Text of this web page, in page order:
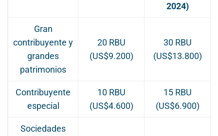
2024)
Gran
contribuyente y
grandes
patrimonios
20 RBU
(US$9.200)
30 RBU
(US$13.800)
Contribuyente
especial
10 RBU
(US$4.600)
15 RBU
(US$6.900)
Sociedades